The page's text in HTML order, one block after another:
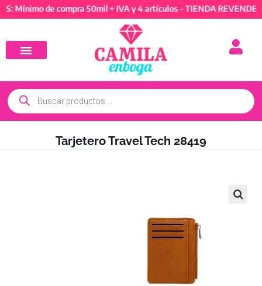
Mínimo de compra 50mil + IVA y 4 artículos - TIENDA
Tarjetero Travel Tech 28419